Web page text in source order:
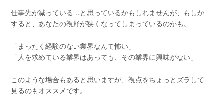
仕事先が減っている…と思っているかもしれませんが、もしか
すると、あなたの視野が狭くなってしまっているのかも。
「まったく経験のない業界なんて怖い」
「人を求めている業界はあっても、その業界に興味がない」
このような場合もあると思いますが、視点をちょっとズラして
見るのもオススメです。